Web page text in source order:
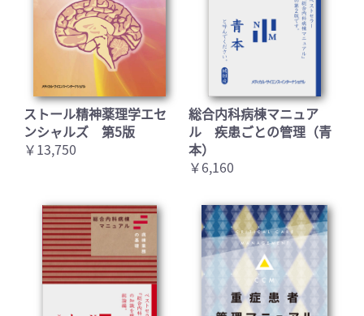
ストール精神薬理学エセ
ンシャルズ 第5版
￥13,750
総合内科病棟マニュア
ル 疾患ごとの管理（青
本）
￥6,160